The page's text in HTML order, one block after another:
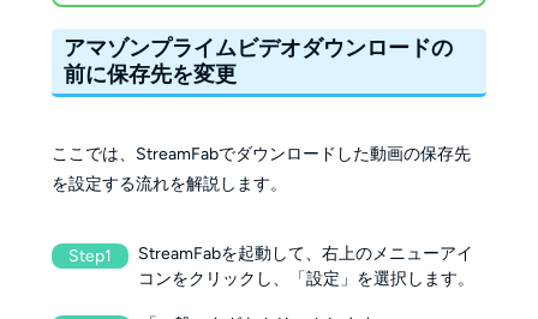
アマゾンプライムビデオダウンロードの
前に保存先を変更
ここでは、StreamFabでダウンロードした動画の保存先
を設定する流れを解説します。
Step1
StreamFabを起動して、右上のメニューアイ
コンをクリックし、「設定」を選択します。